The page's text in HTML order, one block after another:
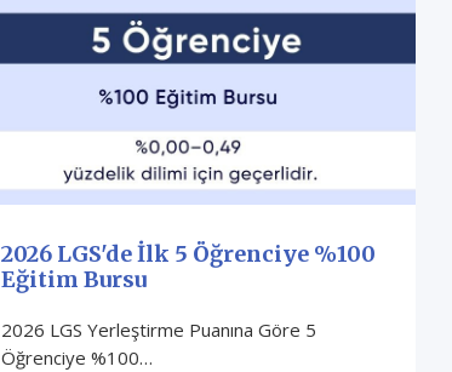
2026 LGS'de İlk 5 Öğrenciye %100
Eğitim Bursu
2026 LGS Yerleştirme Puanına Göre 5
Öğrenciye %100…